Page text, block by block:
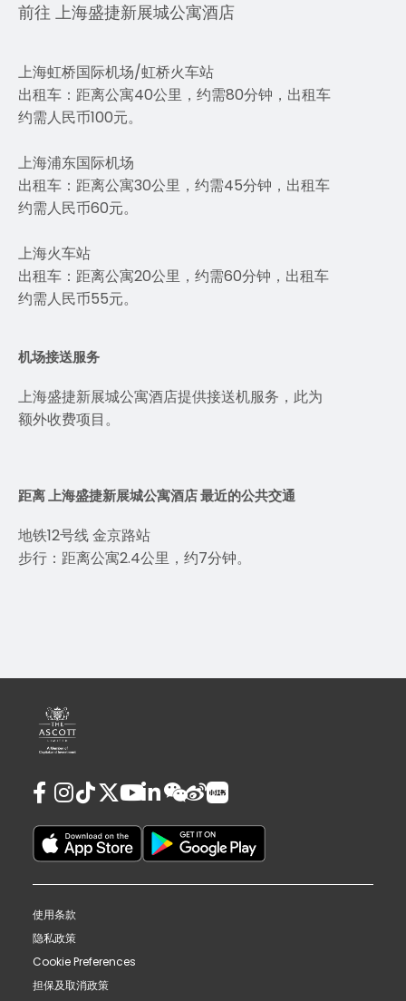
前往 上海盛捷新展城公寓酒店
上海虹桥国际机场/虹桥火车站
出租车：距离公寓40公里，约需80分钟，出租车
约需人民币100元。
上海浦东国际机场
出租车：距离公寓30公里，约需45分钟，出租车
约需人民币60元。
上海火车站
出租车：距离公寓20公里，约需60分钟，出租车
约需人民币55元。
机场接送服务
上海盛捷新展城公寓酒店提供接送机服务，此为
额外收费项目。
距离 上海盛捷新展城公寓酒店 最近的公共交通
地铁12号线 金京路站
步行：距离公寓2.4公里，约7分钟。
使用条款
隐私政策
Cookie Preferences
担保及取消政策